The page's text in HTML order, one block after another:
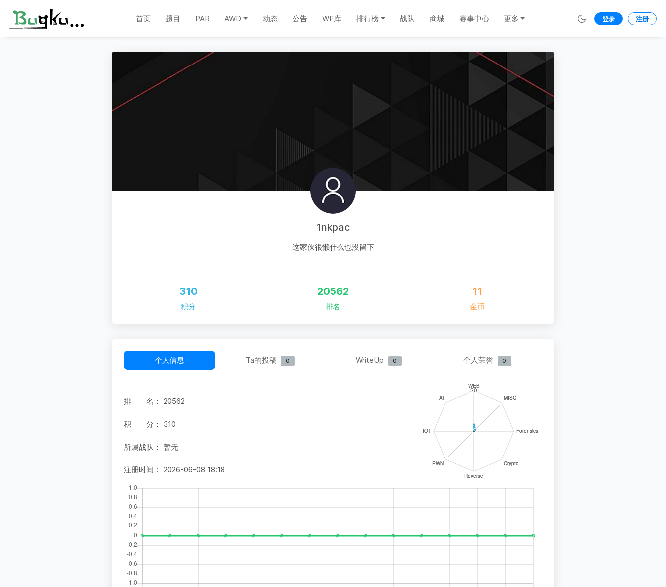
首页 题目 PAR AWD 动态 公告 WP库 排行榜 战队 商城 赛事中心 更多 登录 注册
1nkpac
这家伙很懒什么也没留下
310
积分
20562
排名
11
金币
个人信息 Ta的投稿 0 WriteUp 0 个人荣誉 0
排 名： 20562
积 分： 310
所属战队： 暂无
注册时间： 2026-06-08 18:18